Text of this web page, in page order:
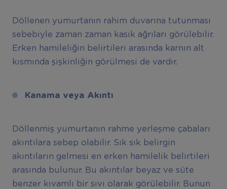
Döllenen yumurtanın rahim duvarına tutunması
sebebiyle zaman zaman kasık ağrıları görülebilir.
Erken hamileliğin belirtileri arasında karnın alt
kısmında şişkinliğin görülmesi de vardır.
Kanama veya Akıntı
Döllenmiş yumurtanın rahme yerleşme çabaları
akıntılara sebep olabilir. Sık sık belirgin
akıntıların gelmesi en erken hamilelik belirtileri
arasında bulunur. Bu akıntılar beyaz ve süte
benzer kıvamlı bir sıvı olarak görülebilir. Bunun